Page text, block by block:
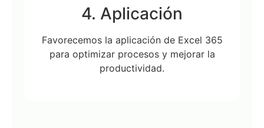
4. Aplicación
Favorecemos la aplicación de Excel 365
para optimizar procesos y mejorar la
productividad.